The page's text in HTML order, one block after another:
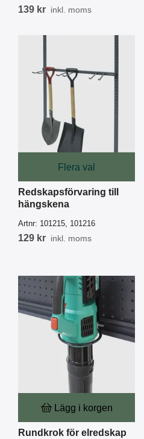
139 kr inkl. moms
Flera val
Redskapsförvaring till
hängskena
Artnr: 101215, 101216
129 kr inkl. moms
Lägg i korgen
Rundkrok för elredskap